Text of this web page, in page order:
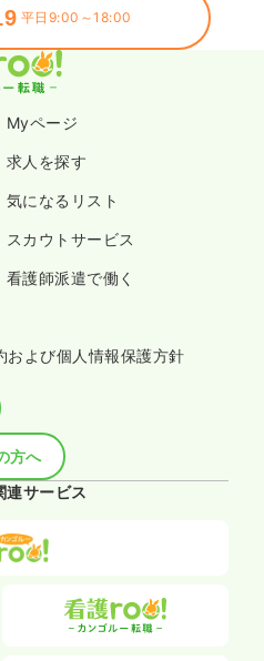
平日9:00～18:00
Myページ
求人を探す
気になるリスト
スカウトサービス
看護師派遣で働く
および個人情報保護方針
方へ
サービス